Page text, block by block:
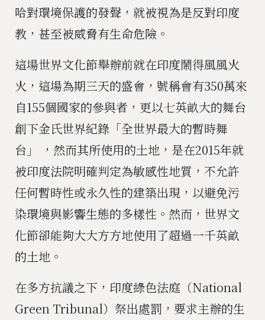
哈對環境保護的發聲，就被視為是反對印度
教，甚至被威脅有生命危險。
這場世界文化節舉辦前就在印度鬧得風風火
火，這場為期三天的盛會，號稱會有350萬來
自155個國家的參與者，更以七英畝大的舞台
創下金氏世界紀錄「全世界最大的暫時舞
台」 ，然而其所使用的土地，是在2015年就
被印度法院明確判定為敏感性地質，不允許
任何暫時性或永久性的建築出現，以避免污
染環境與影響生態的多樣性。然而，世界文
化節卻能夠大大方方地使用了超過一千英畝
的土地。
在多方抗議之下，印度綠色法庭（National
Green Tribunal）祭出處罰，要求主辦的生